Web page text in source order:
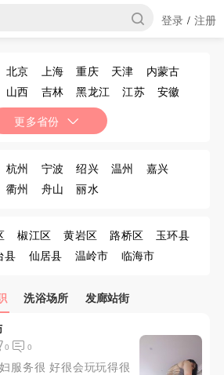
登录 / 注册
北京 上海 重庆 天津
内蒙古
山西 吉林 黑龙江 江苏
安徽
山东 河南 湖北
四川 贵州 云南
更多省份
杭州 宁波 绍兴 温州
嘉兴
衢州 舟山 丽水
椒江区 黄岩区 路桥区
玉环县
县 仙居县 温岭市 临海市
洗浴场所 发廊站街
0 0
服务很 好很会玩玩得很